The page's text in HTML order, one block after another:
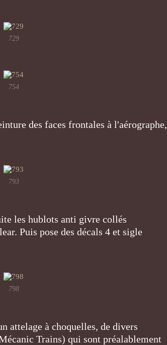
729
754
des faces frontales à l'aérographe,
793
les hublots anti givre collés
Puis pose des décals 4 et sigle
798
attelage à choquelles, de divers
Trains) qui sont préalablement